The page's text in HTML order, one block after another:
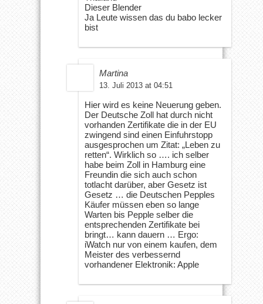
Dieser Blender
Ja Leute wissen das du babo lecker
bist
Martina
13. Juli 2013 at 04:51
Hier wird es keine Neuerung geben.
Der Deutsche Zoll hat durch nicht
vorhanden Zertifikate die in der EU
zwingend sind einen Einfuhrstopp
ausgesprochen um Zitat: „Leben zu
retten“. Wirklich so …. ich selber
habe beim Zoll in Hamburg eine
Freundin die sich auch schon
totlacht darüber, aber Gesetz ist
Gesetz … die Deutschen Pepples
Käufer müssen eben so lange
Warten bis Pepple selber die
entsprechenden Zertifikate bei
bringt… kann dauern … Ergo:
iWatch nur von einem kaufen, dem
Meister des verbessernd
vorhandener Elektronik: Apple